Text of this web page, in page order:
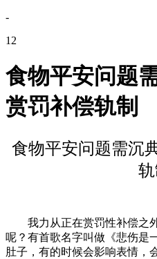
-
12
食物平安问题
赏罚补偿轨制
食物平安问题需沉
轨
我力从正在赏罚性补偿之外
呢？有首歌名字叫做《悲伤是
肚子，有的时候会影响表情，